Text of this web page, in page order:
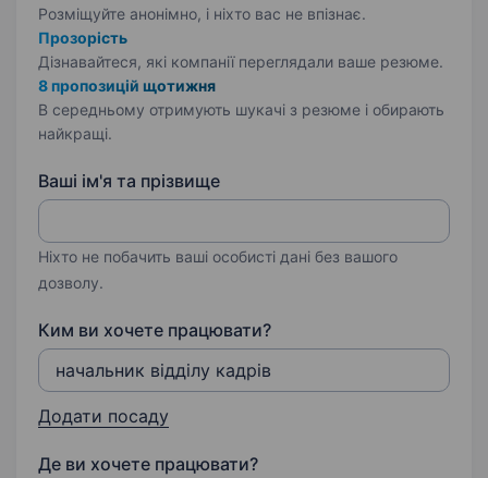
Розміщуйте анонімно, і ніхто вас не впізнає.
Прозорість
Дізнавайтеся, які компанії переглядали ваше резюме.
8 пропозицій щотижня
В середньому отримують шукачі з резюме і обирають
найкращі.
Ваші ім'я та прізвище
Ніхто не побачить ваші особисті дані без вашого
дозволу.
Ким ви хочете працювати?
Додати посаду
Де ви хочете працювати?